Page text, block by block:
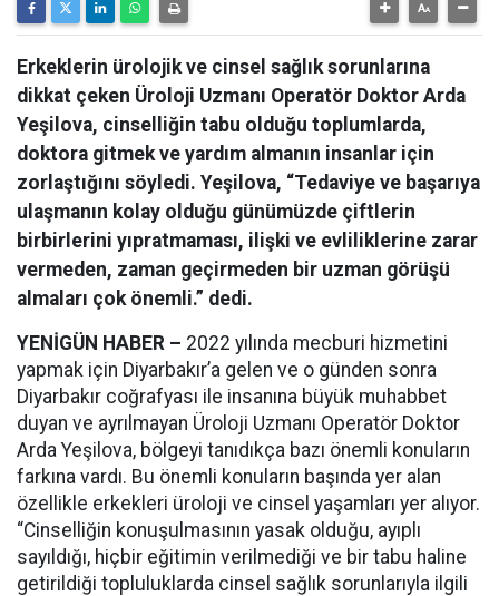
Erkeklerin ürolojik ve cinsel sağlık sorunlarına
dikkat çeken Üroloji Uzmanı Operatör Doktor Arda
Yeşilova, cinselliğin tabu olduğu toplumlarda,
doktora gitmek ve yardım almanın insanlar için
zorlaştığını söyledi. Yeşilova, “Tedaviye ve başarıya
ulaşmanın kolay olduğu günümüzde çiftlerin
birbirlerini yıpratmaması, ilişki ve evliliklerine zarar
vermeden, zaman geçirmeden bir uzman görüşü
almaları çok önemli.” dedi.
YENİGÜN HABER – 2022 yılında mecburi hizmetini
yapmak için Diyarbakır’a gelen ve o günden sonra
Diyarbakır coğrafyası ile insanına büyük muhabbet
duyan ve ayrılmayan Üroloji Uzmanı Operatör Doktor
Arda Yeşilova, bölgeyi tanıdıkça bazı önemli konuların
farkına vardı. Bu önemli konuların başında yer alan
özellikle erkekleri üroloji ve cinsel yaşamları yer alıyor.
“Cinselliğin konuşulmasının yasak olduğu, ayıplı
sayıldığı, hiçbir eğitimin verilmediği ve bir tabu haline
getirildiği topluluklarda cinsel sağlık sorunlarıyla ilgili